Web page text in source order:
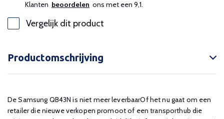
Klanten beoordelen ons met een 9,1.
Vergelijk dit product
Productomschrijving
De Samsung QB43N is niet meer leverbaarOf het nu gaat om een ​​
retailer die nieuwe verkopen promoot of een transporthub die